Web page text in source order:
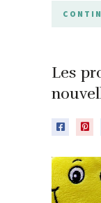
Les